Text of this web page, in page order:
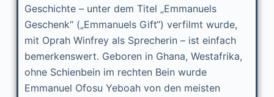
Geschichte – unter dem Titel „Emmanuels
Geschenk“ („Emmanuels Gift“) verfilmt wurde,
mit Oprah Winfrey als Sprecherin – ist einfach
bemerkenswert. Geboren in Ghana, Westafrika,
ohne Schienbein im rechten Bein wurde
Emmanuel Ofosu Yeboah von den meisten